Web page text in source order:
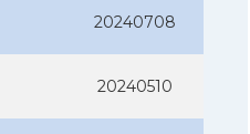
20240708
20240510